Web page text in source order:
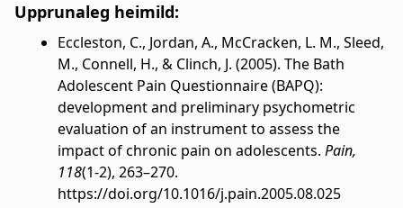
Upprunaleg heimild:
Eccleston, C., Jordan, A., McCracken, L. M., Sleed,
M., Connell, H., & Clinch, J. (2005). The Bath
Adolescent Pain Questionnaire (BAPQ):
development and preliminary psychometric
evaluation of an instrument to assess the
impact of chronic pain on adolescents. Pain,
118(1-2), 263–270.
https://doi.org/10.1016/j.pain.2005.08.025